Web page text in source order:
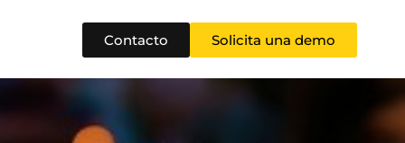
Contacto Solicita una demo